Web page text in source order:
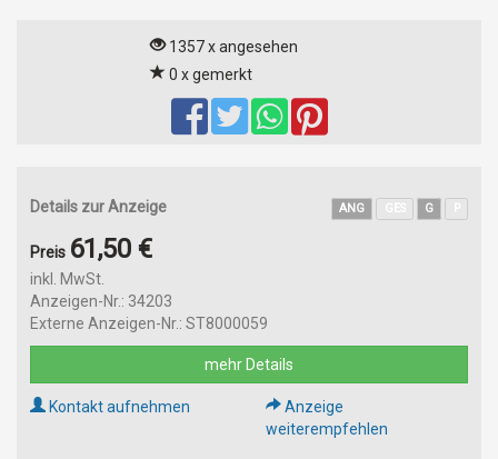
1357 x angesehen
0 x gemerkt
Details zur Anzeige ANG G
Preis 61,50 €
inkl. MwSt.
Anzeigen-Nr.: 34203
Externe Anzeigen-Nr.: ST8000059
mehr Details
Kontakt aufnehmen
Anzeige
weiterempfehlen